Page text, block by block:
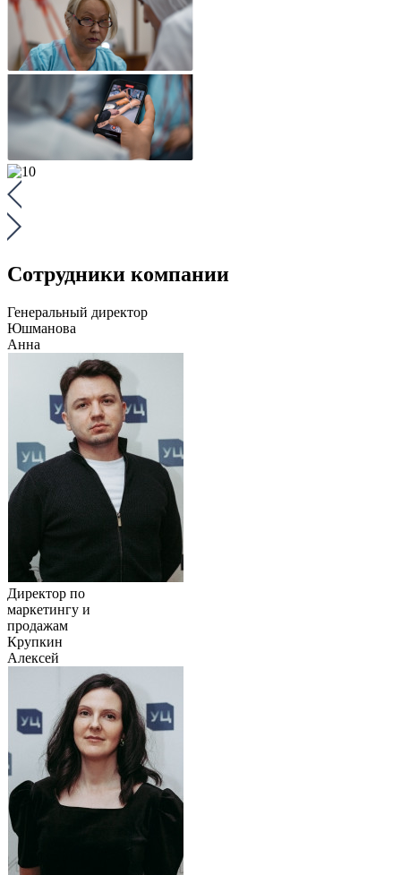
Сотрудники компании
Генеральный директор
Юшманова
Анна
Директор по
маркетингу и
продажам
Крупкин
Алексей